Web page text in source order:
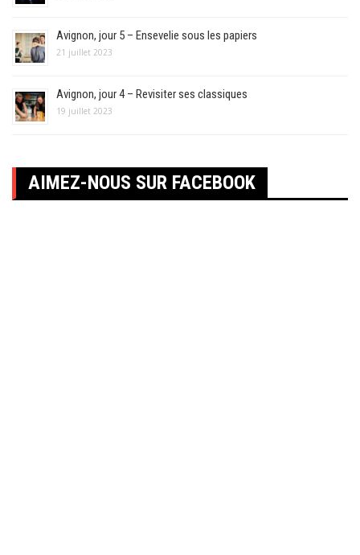
Avignon, jour 5 – Ensevelie sous les papiers
21 juillet 2023
Avignon, jour 4 – Revisiter ses classiques
19 juillet 2023
AIMEZ-NOUS SUR FACEBOOK